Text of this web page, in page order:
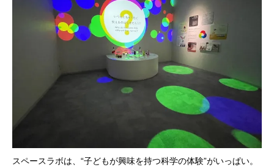
スペースラボは、“子どもが興味を持つ科学の体験”がいっぱい。